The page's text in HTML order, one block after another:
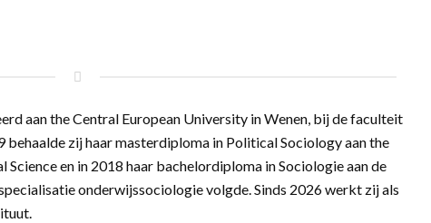
aan the Central European University in Wenen, bij de faculteit
zij haar masterdiploma in Political Sociology aan the
en in 2018 haar bachelordiploma in Sociologie aan de
onderwijssociologie volgde. Sinds 2026 werkt zij als